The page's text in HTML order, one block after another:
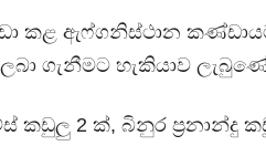
කළ ඇෆ්ගනිස්ථාන
ලබා ගැනීමට හැකියාව
කඩුලු 2 ක්, බිනුර ප්‍රනාන්දු